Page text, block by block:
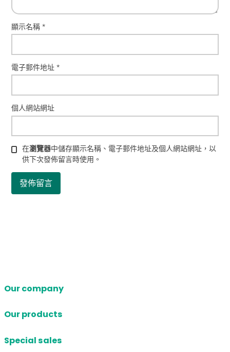
顯示名稱*
電子郵件地址*
個人網站網址
在瀏覽器中儲存顯示名稱、電子郵件地址及個人網站網址，以
供下次發佈留言時使用。
Our company
Our products
Special sales